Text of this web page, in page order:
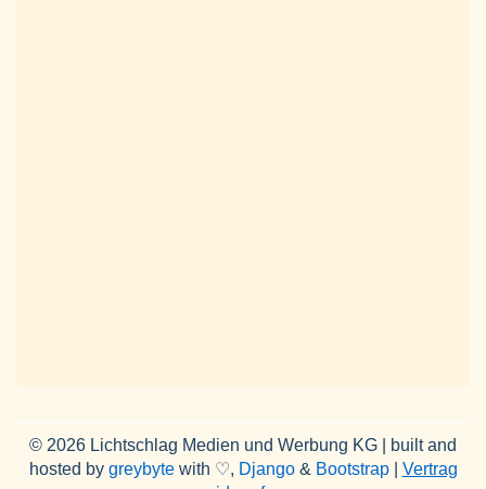
© 2026 Lichtschlag Medien und Werbung KG | built and
hosted by greybytewith ♡, Django& Bootstrap| Vertrag